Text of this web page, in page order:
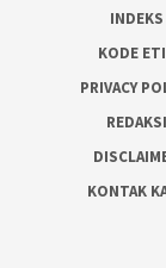
INDEKS
KODE
PRIVACY
REDAKSI
KONTAK